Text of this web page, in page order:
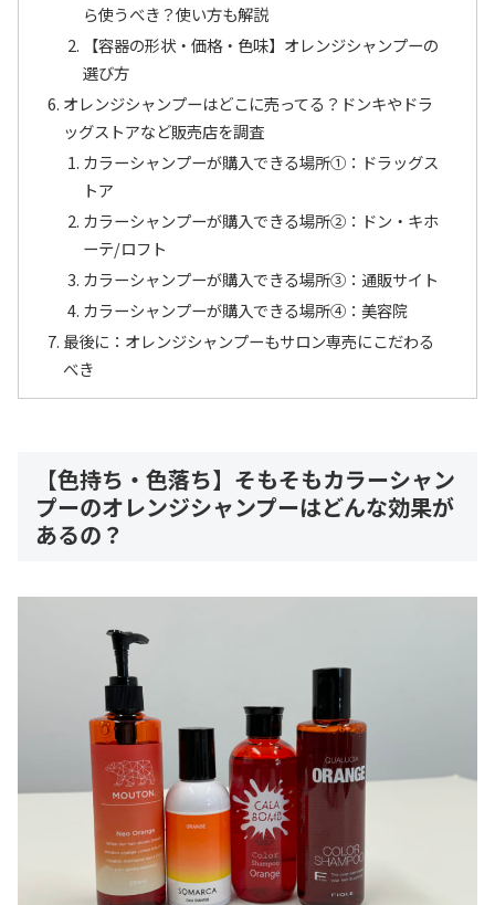
ら使うべき？使い方も解説
【容器の形状・価格・色味】オレンジシャンプーの
選び方
オレンジシャンプーはどこに売ってる？ドンキやドラ
ッグストアなど販売店を調査
カラーシャンプーが購入できる場所①：ドラッグス
トア
カラーシャンプーが購入できる場所②：ドン・キホ
ーテ/ロフト
カラーシャンプーが購入できる場所③：通販サイト
カラーシャンプーが購入できる場所④：美容院
最後に：オレンジシャンプーもサロン専売にこだわる
べき
【色持ち・色落ち】そもそもカラーシャン
プーのオレンジシャンプーはどんな効果が
あるの？